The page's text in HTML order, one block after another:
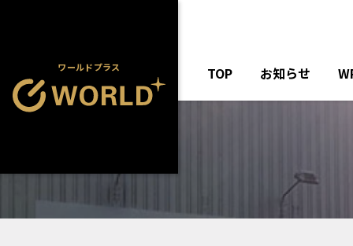
ワールドプラス TOP お知らせ